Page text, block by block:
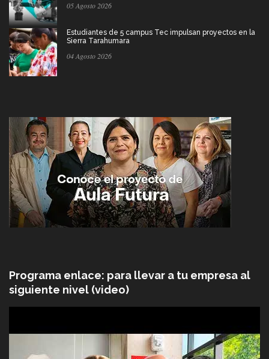
05 Agosto 2026
Estudiantes de 5 campus Tec impulsan proyectos en la
Sierra Tarahumara
04 Agosto 2026
Programa enlace: para llevar a tu empresa al
siguiente nivel (video)